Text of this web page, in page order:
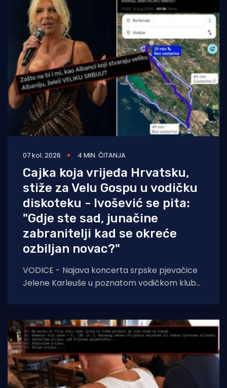
07 kol. 2026 4 MIN. ČITANJA
Cajka koja vrijeđa Hrvatsku,
stiže za Velu Gospu u vodičku
diskoteku - Ivošević se pita:
"Gdje ste sad, junačine
zabranitelji kad se okreće
ozbiljan novac?"
VODICE - Najava koncerta srpske pjevačice
Jelene Karleuše u poznatom vodičkom klubu